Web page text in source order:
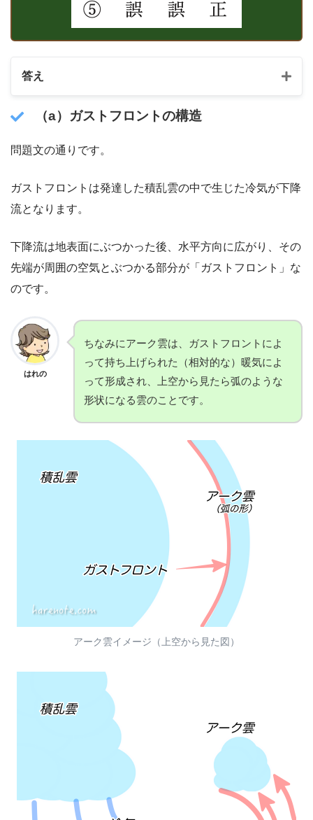
答え
（a）ガストフロントの構造
問題文の通りです。
ガストフロントは発達した積乱雲の中で生じた冷気が下降
流となります。
下降流は地表面にぶつかった後、水平方向に広がり、その
先端が周囲の空気とぶつかる部分が「ガストフロント」な
のです。
はれの
ちなみにアーク雲は、ガストフロントによ
って持ち上げられた（相対的な）暖気によ
って形成され、上空から見たら弧のような
形状になる雲のことです。
アーク雲イメージ（上空から見た図）